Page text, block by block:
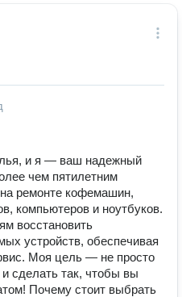
и я — ваш надежный
чем пятилетним
ремонте кофемашин,
компьютеров и ноутбуков.
восстановить
устройств, обеспечивая
Моя цель — не просто
и сделать так, чтобы вы
Почему стоит выбрать